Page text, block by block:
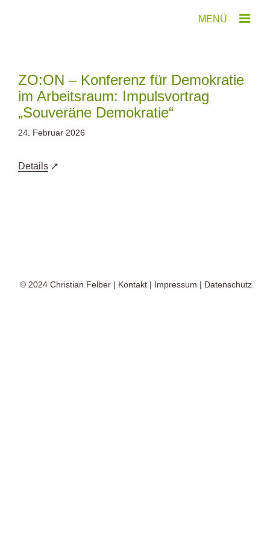
ZO:ON – Konferenz für Demokratie
im Arbeitsraum: Impulsvortrag
„Souveräne Demokratie“
24. Februar 2026
Details
© 2024 Christian Felber | Kontakt | Impressum | Datenschutz